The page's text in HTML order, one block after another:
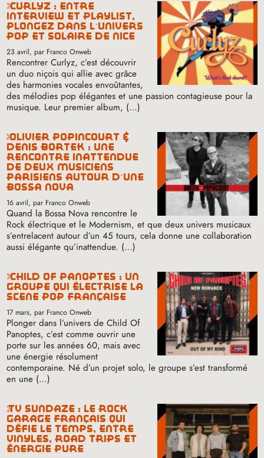
curlyz : entre
interview et playlist,
plongez dans l’univers
pop et solaire de nice
23 avril, par Franco Onweb
Rencontrer Curlyz, c’est découvrir
un duo niçois qui allie avec grâce
des harmonies vocales envoûtantes,
des mélodies pop élégantes et une passion contagieuse pour la
musique. Leur premier album, (…)
olivier popincourt &
denis bortek : une
rencontre inattendue
de deux musiciens
parisiens autour d’une
bossa nova
16 avril, par Franco Onweb
Quand la Bossa Nova rencontre le
Rock électrique et le Modernism, et que deux univers musicaux
s’entrelacent autour d’un 45 tours, cela donne une collaboration
aussi élégante qu’inattendue. (…)
child of panoptes : un
groupe qui électrise la
scène pop française
17 mars, par Franco Onweb
Plonger dans l’univers de Child Of
Panoptes, c’est comme ouvrir une
porte sur les années 60, mais avec
une énergie résolument
contemporaine. Né d’un projet solo, le groupe s’est transformé
en une (…)
tv sundaze : le rock
garage français qui
défie le temps, entre
vinyles, road trips et
énergie pure